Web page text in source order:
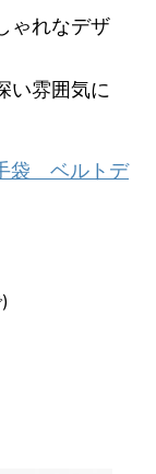
ゃれなデザ
い雰囲気に
袋 ベルトデ